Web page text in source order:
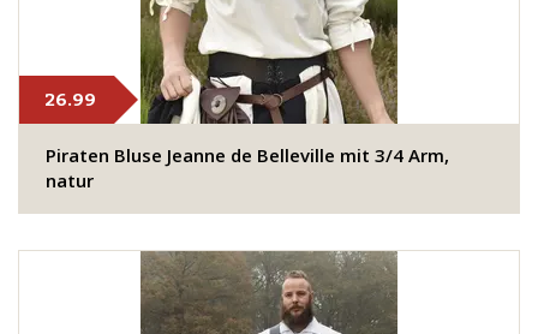
26.99
​Piraten Bluse Jeanne de Belleville​ mit 3/4 Arm,
natur